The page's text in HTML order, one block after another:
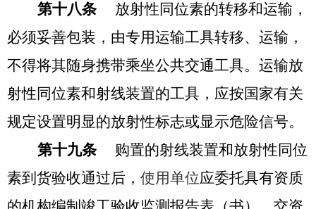
第十八条 放射性同位素的转移和运输，
必须妥善包装，由专用运输工具转移、运输，
不得将其随身携带乘坐公共交通工具。运输放
射性同位素和射线装置的工具，应按国家有关
规定设置明显的放射性标志或显示危险信号。
第十九条 购置的射线装置和放射性同位
素到货验收通过后， 使用单位应委托具有资质